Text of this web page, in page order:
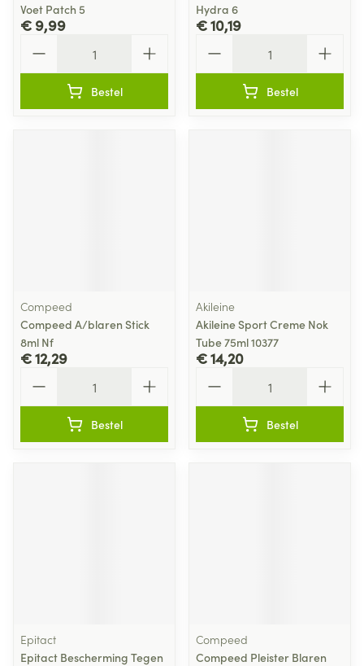
Voet Patch 5
€ 9,99
Bestel
Hydra 6
€ 10,19
Bestel
Compeed
Compeed A/blaren Stick
8ml Nf
€ 12,29
Bestel
Akileine
Akileine Sport Creme Nok
Tube 75ml 10377
€ 14,20
Bestel
Epitact
Epitact Bescherming Tegen
Compeed
Compeed Pleister Blaren